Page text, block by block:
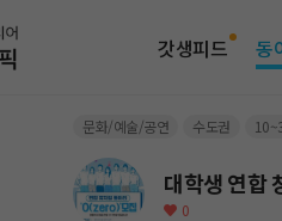
갓생피드 동
문화/예술/공연 수도권
대학생 연합
0